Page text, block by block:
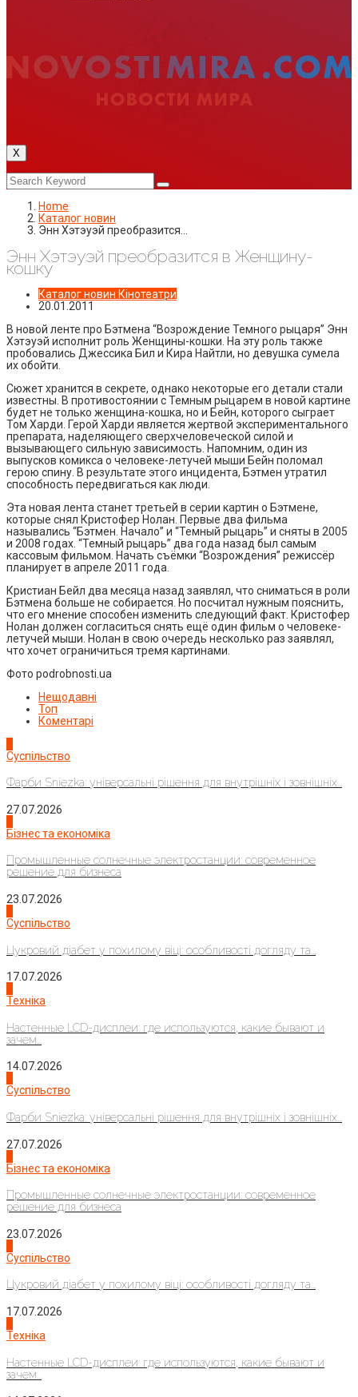
X
Home
Каталог новин
Энн Хэтэуэй преобразится…
Энн Хэтэуэй преобразится в Женщину-
кошку
Каталог новин Кінотеатри
20.01.2011
В новой ленте про Бэтмена “Возрождение Темного рыцаря” Энн
Хэтэуэй исполнит роль Женщины-кошки. На эту роль также
пробовались Джессика Бил и Кира Найтли, но девушка сумела
их обойти.
Сюжет хранится в секрете, однако некоторые его детали стали
известны. В противостоянии с Темным рыцарем в новой картине
будет не только женщина-кошка, но и Бейн, которого сыграет
Том Харди. Герой Харди является жертвой экспериментального
препарата, наделяющего сверхчеловеческой силой и
вызывающего сильную зависимость. Напомним, один из
выпусков комикса о человеке-летучей мыши Бейн поломал
герою спину. В результате этого инцидента, Бэтмен утратил
способность передвигаться как люди.
Эта новая лента станет третьей в серии картин о Бэтмене,
которые снял Кристофер Нолан. Первые два фильма
назывались “Бэтмен. Начало” и “Темный рыцарь” и сняты в 2005
и 2008 годах. “Темный рыцарь” два года назад был самым
кассовым фильмом. Начать съёмки “Возрождения” режиссёр
планирует в апреле 2011 года.
Кристиан Бейл два месяца назад заявлял, что сниматься в роли
Бэтмена больше не собирается. Но посчитал нужным пояснить,
что его мнение способен изменить следующий факт. Кристофер
Нолан должен согласиться снять ещё один фильм о человеке-
летучей мыши. Нолан в свою очередь несколько раз заявлял,
что хочет ограничиться тремя картинами.
Фото podrobnosti.ua
Нещодавні
Топ
Коментарі
Суспільство
Фарби Sniezka: універсальні рішення для внутрішніх і зовнішніх...
27.07.2026
Бізнес та економіка
Промышленные солнечные электростанции: современное
решение для бизнеса
23.07.2026
Суспільство
Цукровий діабет у похилому віці: особливості догляду та...
17.07.2026
Техніка
Настенные LCD-дисплеи: где используются, какие бывают и
зачем...
14.07.2026
Суспільство
Фарби Sniezka: універсальні рішення для внутрішніх і зовнішніх...
27.07.2026
Бізнес та економіка
Промышленные солнечные электростанции: современное
решение для бизнеса
23.07.2026
Суспільство
Цукровий діабет у похилому віці: особливості догляду та...
17.07.2026
Техніка
Настенные LCD-дисплеи: где используются, какие бывают и
зачем...